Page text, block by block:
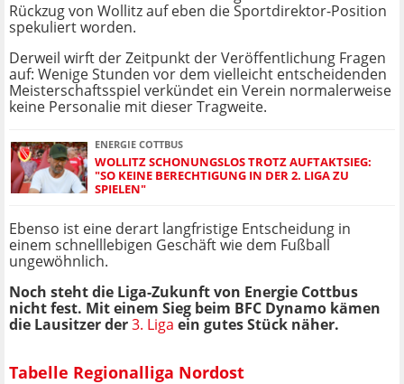
Rückzug von Wollitz auf eben die Sportdirektor-Position
spekuliert worden.
Derweil wirft der Zeitpunkt der Veröffentlichung Fragen
auf: Wenige Stunden vor dem vielleicht entscheidenden
Meisterschaftsspiel verkündet ein Verein normalerweise
keine Personalie mit dieser Tragweite.
ENERGIE COTTBUS
WOLLITZ SCHONUNGSLOS TROTZ AUFTAKTSIEG:
"SO KEINE BERECHTIGUNG IN DER 2. LIGA ZU
SPIELEN"
Ebenso ist eine derart langfristige Entscheidung in
einem schnelllebigen Geschäft wie dem Fußball
ungewöhnlich.
Noch steht die Liga-Zukunft von Energie Cottbus
nicht fest. Mit einem Sieg beim BFC Dynamo kämen
die Lausitzer der3. Liga ein gutes Stück näher.
Tabelle Regionalliga Nordost